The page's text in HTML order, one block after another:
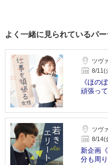
よく一緒に見られているパ
ツヴ
8/11(
《ほの
頑張っ
ツヴ
8/14(
新企画
分も周